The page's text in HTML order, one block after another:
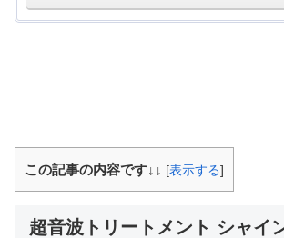
この記事の内容です↓↓ [表示する]
超音波トリートメント シャイ